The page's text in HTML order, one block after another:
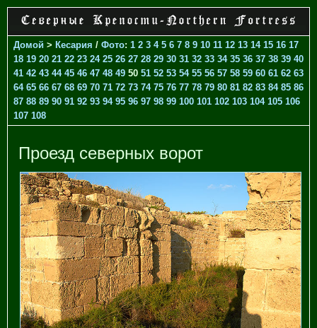
Домой > Кесария / Фото: 1 2 3 4 5 6 7 8 9 10 11 12 13 14 15 16 17
18 19 20 21 22 23 24 25 26 27 28 29 30 31 32 33 34 35 36 37 38 39 40
41 42 43 44 45 46 47 48 49 50 51 52 53 54 55 56 57 58 59 60 61 62 63
64 65 66 67 68 69 70 71 72 73 74 75 76 77 78 79 80 81 82 83 84 85 86
87 88 89 90 91 92 93 94 95 96 97 98 99 100 101 102 103 104 105 106
107 108
Проезд северных ворот